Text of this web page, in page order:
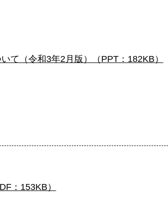
て（令和3年2月版）（PPT：182KB）
：153KB）